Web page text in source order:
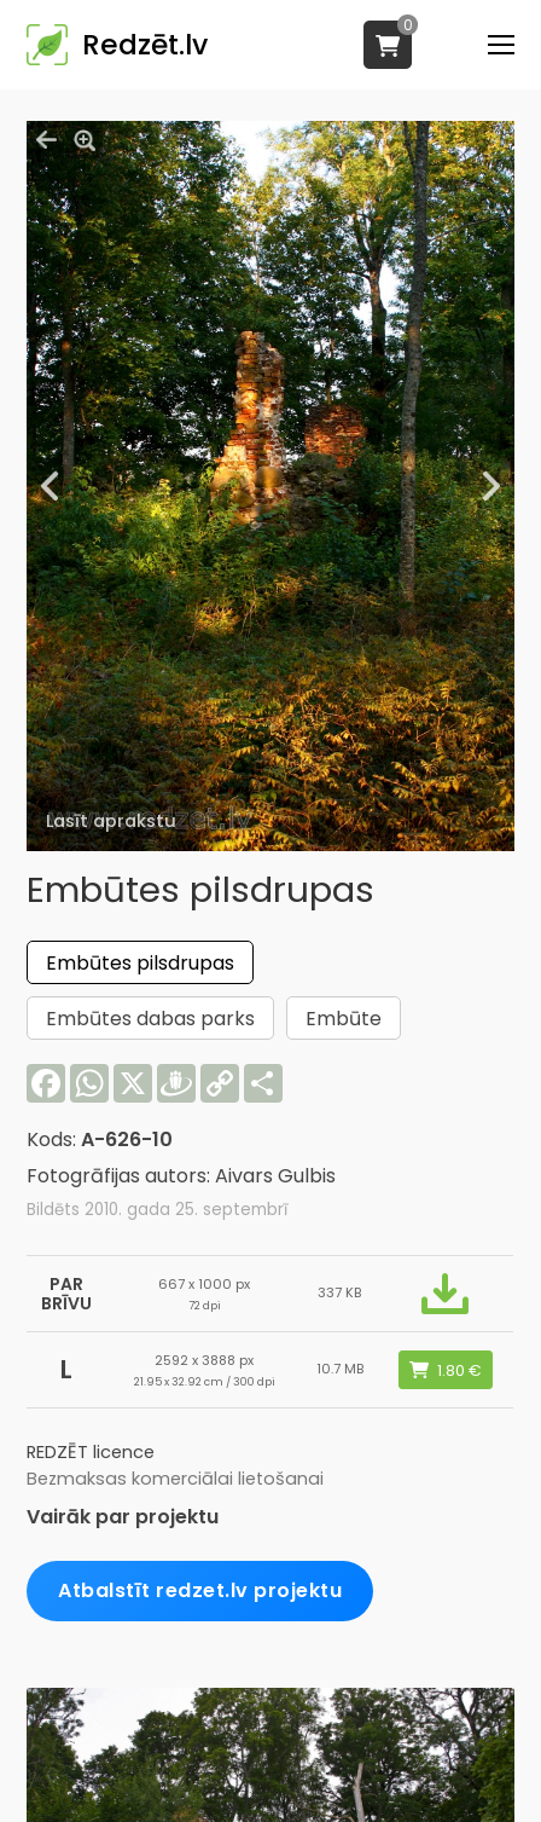
Redzēt.lv
0
Lasīt aprakstu
Embūtes pilsdrupas
Embūtes pilsdrupas
Embūtes dabas parks
Embūte
FacebookWhatsApp
X Draugiem
Copy
Link
Kods:A-626-10
Fotogrāfijas autors: Aivars Gulbis
Bildēts 2010. gada 25. septembrī
PAR
BRĪVU
667 x 1000 px
72 dpi
337 KB
L 2592 x 3888 px
21.95 x 32.92 cm / 300 dpi
10.7 MB
REDZĒT licence
Bezmaksas komerciālai lietošanai
Vairāk par projektu
Atbalstīt redzet.lv projektu